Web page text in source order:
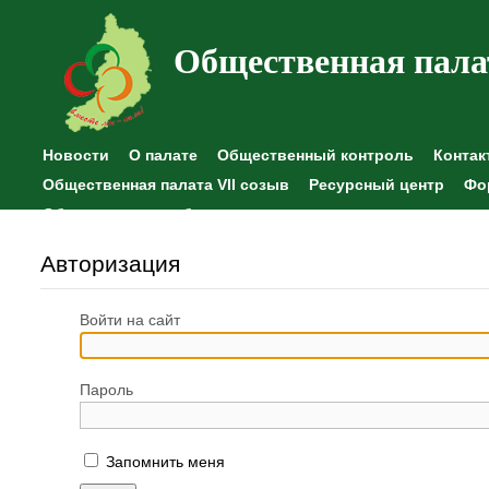
Общественная
Новости О палате Общественный контроль
Общественная палата VII созыв
Ресурсный центр
Общественные наблюдения
Авторизация
Войти на сайт
Пароль
Запомнить меня